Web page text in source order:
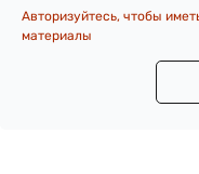
Авторизуйтесь, чтобы
материалы